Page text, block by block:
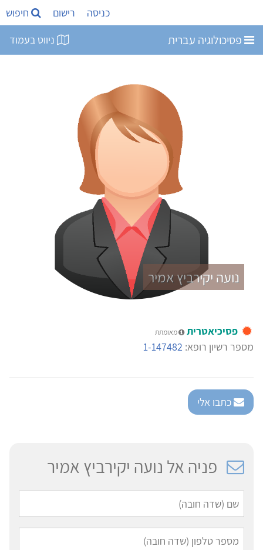
כניסה רישום חיפוש
פסיכולוגיה עברית ניווט בעמוד
נועה יקירביץ אמיר
פסיכיאטרית מאומתת
מספר רשיון רופא: 1-147482
כתבו אלי
פניה אל נועה יקירביץ אמיר